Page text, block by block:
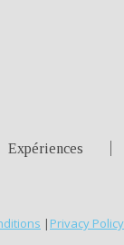
Expériences
| Privacy Policy